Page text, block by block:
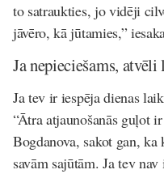
to satraukties, jo vidēji
jāvēro, kā jūtamies,”
Ja nepieciešams,
Ja tev ir iespēja dienas
“Ātra atjaunošanās guļot
Bogdanova, sakot gan,
savām sajūtām. Ja tev